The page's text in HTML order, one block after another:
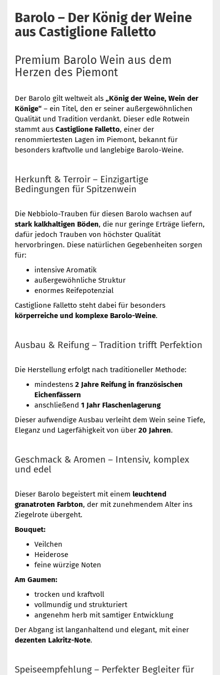
Barolo – Der König der Weine
aus Castiglione Falletto
Premium Barolo Wein aus dem
Herzen des Piemont
Der Barolo gilt weltweit als „König der Weine, Wein der
Könige“ – ein Titel, den er seiner außergewöhnlichen
Qualität und Tradition verdankt. Dieser edle Rotwein
stammt aus Castiglione Falletto, einer der
renommiertesten Lagen im Piemont, bekannt für
besonders kraftvolle und langlebige Barolo-Weine.
Herkunft & Terroir – Einzigartige
Bedingungen für Spitzenwein
Die Nebbiolo-Trauben für diesen Barolo wachsen auf
stark kalkhaltigen Böden, die nur geringe Erträge liefern,
dafür jedoch Trauben von höchster Qualität
hervorbringen. Diese natürlichen Gegebenheiten sorgen
für:
intensive Aromatik
außergewöhnliche Struktur
enormes Reifepotenzial
Castiglione Falletto steht dabei für besonders
körperreiche und komplexe Barolo-Weine.
Ausbau & Reifung – Tradition trifft Perfektion
Die Herstellung erfolgt nach traditioneller Methode:
mindestens 2 Jahre Reifung in französischen
Eichenfässern
anschließend 1 Jahr Flaschenlagerung
Dieser aufwendige Ausbau verleiht dem Wein seine Tiefe,
Eleganz und Lagerfähigkeit von über 20 Jahren.
Geschmack & Aromen – Intensiv, komplex
und edel
Dieser Barolo begeistert mit einem leuchtend
granatroten Farbton, der mit zunehmendem Alter ins
Ziegelrote übergeht.
Bouquet:
Veilchen
Heiderose
feine würzige Noten
Am Gaumen:
trocken und kraftvoll
vollmundig und strukturiert
angenehm herb mit samtiger Entwicklung
Der Abgang ist langanhaltend und elegant, mit einer
dezenten Lakritz-Note.
Speiseempfehlung – Perfekter Begleiter für